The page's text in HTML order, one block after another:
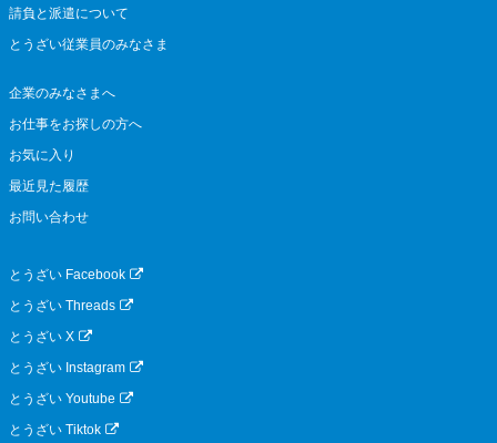
請負と派遣について
とうざい従業員のみなさま
企業のみなさまへ
お仕事をお探しの方へ
お気に入り
最近見た履歴
お問い合わせ
とうざい Facebook
とうざい Threads
とうざい X
とうざい Instagram
とうざい Youtube
とうざい Tiktok